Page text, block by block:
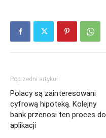
Poprzedni artykuł
Polacy są zainteresowani
cyfrową hipoteką. Kolejny
bank przenosi ten proces do
aplikacji